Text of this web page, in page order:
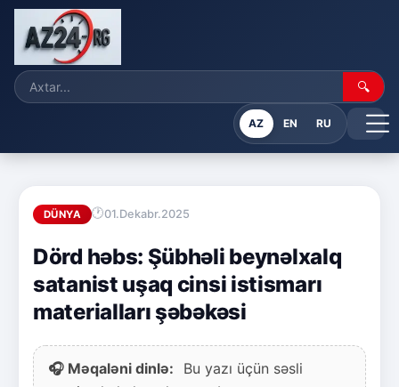
🔍
AZ EN RU
DÜNYA 01.Dekabr.2025
Dörd həbs: Şübhəli beynəlxalq
satanist uşaq cinsi istismarı
materialları şəbəkəsi
🎧 Məqaləni dinlə:
Bu yazı üçün səsli